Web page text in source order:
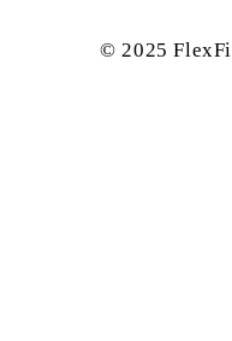
© 2025